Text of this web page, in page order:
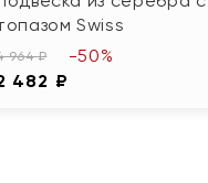
Swiss
964 ₽
482 ₽
-50%